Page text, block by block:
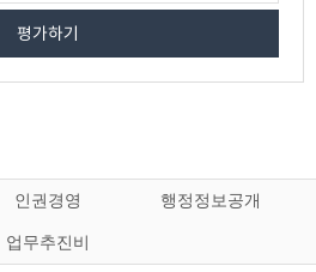
평가하기
인권경영 행정정보공개
업무추진비